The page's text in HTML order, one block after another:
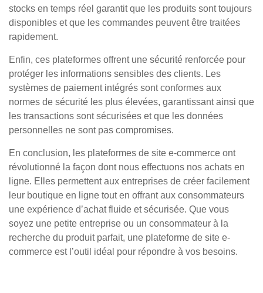
stocks en temps réel garantit que les produits sont toujours
disponibles et que les commandes peuvent être traitées
rapidement.
Enfin, ces plateformes offrent une sécurité renforcée pour
protéger les informations sensibles des clients. Les
systèmes de paiement intégrés sont conformes aux
normes de sécurité les plus élevées, garantissant ainsi que
les transactions sont sécurisées et que les données
personnelles ne sont pas compromises.
En conclusion, les plateformes de site e-commerce ont
révolutionné la façon dont nous effectuons nos achats en
ligne. Elles permettent aux entreprises de créer facilement
leur boutique en ligne tout en offrant aux consommateurs
une expérience d’achat fluide et sécurisée. Que vous
soyez une petite entreprise ou un consommateur à la
recherche du produit parfait, une plateforme de site e-
commerce est l’outil idéal pour répondre à vos besoins.